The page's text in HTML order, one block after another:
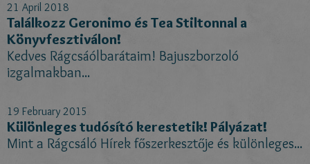
21 April 2018
Találkozz Geronimo és Tea Stiltonnal a
Könyvfesztiválon!
Kedves Rágcsáólbarátaim! Bajuszborzoló
izgalmakban...
19 February 2015
Különleges tudósító kerestetik! Pályázat!
Mint a Rágcsáló Hírek főszerkesztője és különleges...